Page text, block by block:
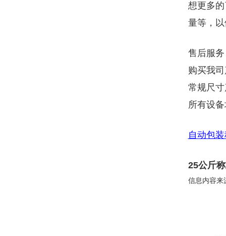
想更多
量等，
售后服
购买我
常规尺
所有设
自动包
25公斤
信息内容来